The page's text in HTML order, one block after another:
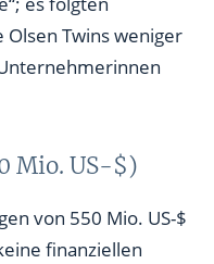
Twins weniger
Mio. US-$)
von 550 Mio. US-$
finanziellen